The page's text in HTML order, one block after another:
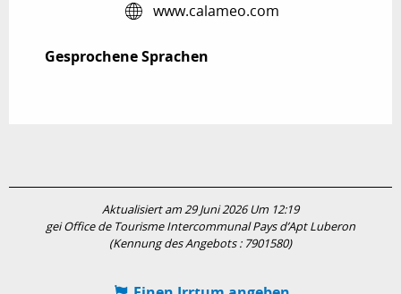
www.calameo.com
Gesprochene Sprachen
Gesprochene Sprachen
Aktualisiert am 29 Juni 2026 Um 12:19
gei Office de Tourisme Intercommunal Pays d’Apt Luberon
(Kennung des Angebots : 7901580)